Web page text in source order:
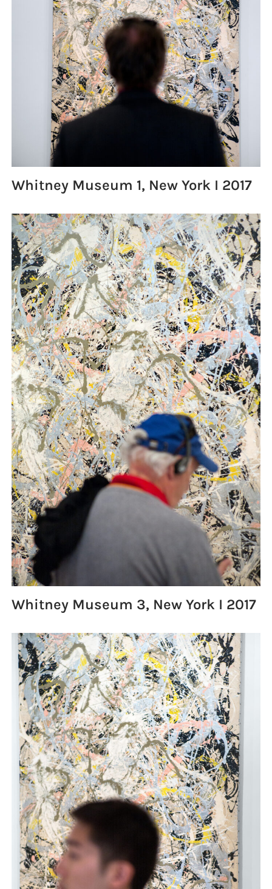
Whitney Museum 1, New York I 2017
Whitney Museum 3, New York I 2017